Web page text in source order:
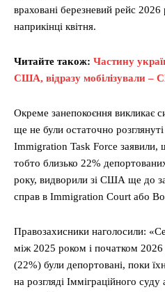
враховані березневий рейс 2026
наприкінці квітня.
Читайте також: Частину
США, відразу мобілізували –
Окреме занепокоєння викликає
ще не були остаточно
Immigration Task Force заявили,
тобто близько 22%
року, видворили зі США ще до
справ в Immigration Court або
Правозахисники наголосили:
між 2025 роком і початком 2026
(22%) були депортовані, поки
на розгляді Імміграційного